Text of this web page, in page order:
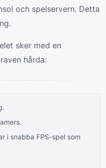
och spelservern. Detta
sker med en
hårda:
i snabba FPS-spel som